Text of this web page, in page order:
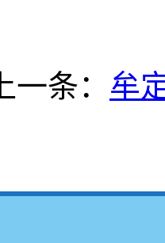
上一条： 牟